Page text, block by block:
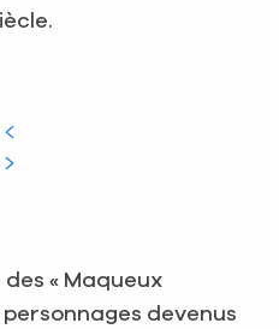
« Maqueux
personnages devenus